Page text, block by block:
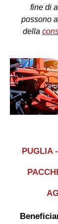
fine di
possono
della
PUGLIA